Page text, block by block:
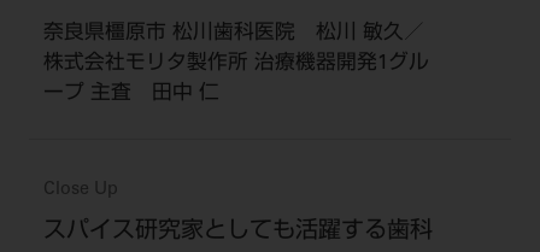
奈良県橿原市 松川歯科医院 松川 敏久／
株式会社モリタ製作所 治療機器開発1グル
ープ 主査 田中 仁
Close Up
スパイス研究家としても活躍する歯科